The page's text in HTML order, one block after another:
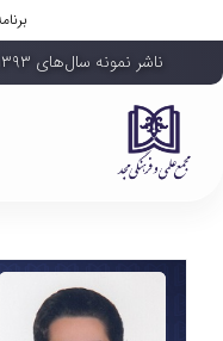
ناشر نمونه سال‌های ۱۳۹۳ و ۱۳۹۴ و ۱۳۹۷ جمهوری اسلامی ایران